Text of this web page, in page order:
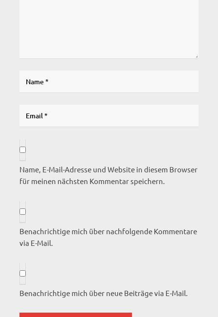
Name, E-Mail-Adresse und Website in diesem Browser
für meinen nächsten Kommentar speichern.
Benachrichtige mich über nachfolgende Kommentare
via E-Mail.
Benachrichtige mich über neue Beiträge via E-Mail.